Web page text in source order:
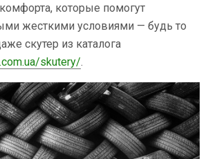
которые помогут
жесткими условиями — будь то
скутер из каталога
skutery/.